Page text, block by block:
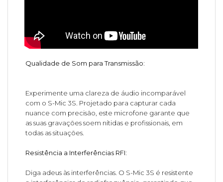
Qualidade de Som para Transmissão:
Experimente uma clareza de áudio incomparável
com o S-Mic 3S. Projetado para capturar cada
nuance com precisão, este microfone garante que
as suas gravações soem nítidas e profissionais, em
todas as situações.
Resistência a Interferências RFI:
Diga adeus às interferências. O S-Mic 3S é resistente